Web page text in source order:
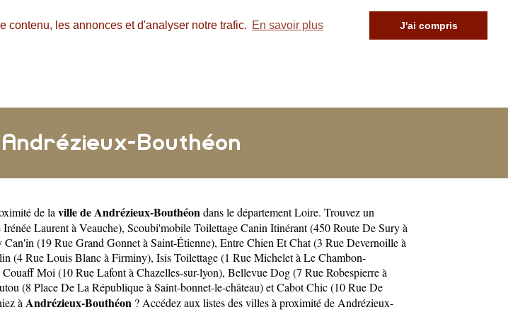
contenu, les annonces et d'analyser notre trafic. En savoir plus J'ai compris
Bouthéon
de la ville de Andrézieux-Bouthéon dans le départementLoire. Trouvez un
Laurent à Veauche), Scoubi'mobile Toilettage Canin Itinérant (450 Route De Sury à
Can'in (19 Rue Grand Gonnet à Saint-Étienne), Entre Chien Et Chat (3 Rue Devernoille à
(4 Rue Louis Blanc à Firminy), Isis Toilettage (1 Rue Michelet à Le Chambon-
Couaff Moi (10 Rue Lafont à Chazelles-sur-lyon), Bellevue Dog (7 Rue Robespierre à
(8 Place De La République à Saint-bonnet-le-château)etCabot Chic (10 Rue De
à Andrézieux-Bouthéon ? Accédez aux listes des villes à proximité de Andrézieux-